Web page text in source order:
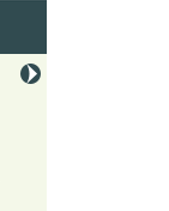
29/07/2026